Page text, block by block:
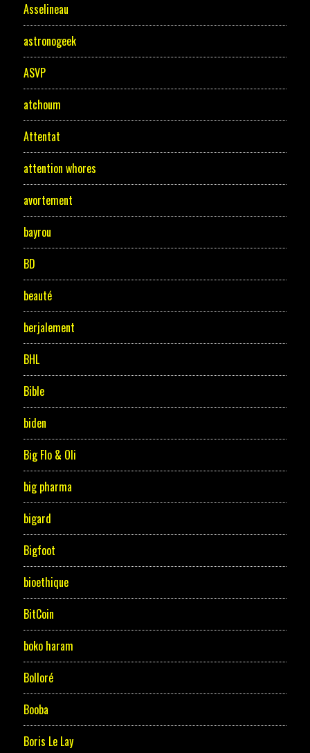
Asselineau
astronogeek
ASVP
atchoum
Attentat
attention whores
avortement
bayrou
BD
beauté
berjalement
BHL
Bible
biden
Big Flo & Oli
big pharma
bigard
Bigfoot
bioethique
BitCoin
boko haram
Bolloré
Booba
Boris Le Lay